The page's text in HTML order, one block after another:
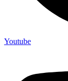
Youtube